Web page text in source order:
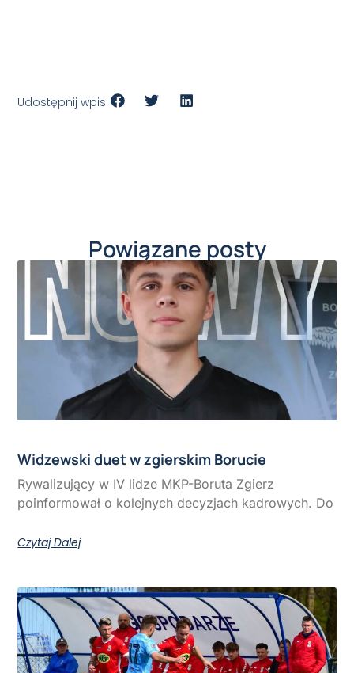
Udostępnij wpis:
Powiązane posty
Widzewski duet w zgierskim Borucie
Rywalizujący w IV lidze MKP-Boruta Zgierz
poinformował o kolejnych decyzjach kadrowych. Do
Czytaj Dalej